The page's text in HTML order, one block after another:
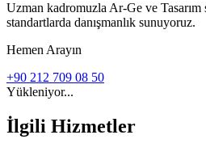
Uzman kadromuzla Ar-Ge ve
standartlarda danışmanlık sunuyoruz.
Hemen Arayın
+90 212 709 08 50
Yükleniyor...
İlgili Hizmetler